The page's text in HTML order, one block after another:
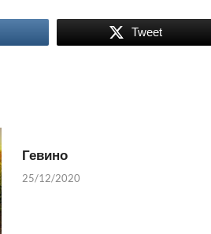
Tweet
Гевино
25/12/2020